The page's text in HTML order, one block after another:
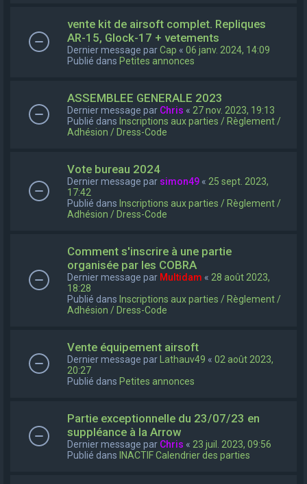
vente kit de airsoft complet. Repliques
AR-15, Glock-17 + vetements
Dernier message parCap « 06 janv. 2024, 14:09
Publié dans Petites annonces
ASSEMBLEE GENERALE 2023
Dernier message par Chris « 27 nov. 2023, 19:13
Publié dans Inscriptions aux parties / Règlement /
Adhésion / Dress-Code
Vote bureau 2024
Dernier message par simon49 « 25 sept. 2023,
17:42
Publié dans Inscriptions aux parties / Règlement /
Adhésion / Dress-Code
Comment s'inscrire à une partie
organisée par les COBRA
Dernier message par Multidam « 28 août 2023,
18:28
Publié dans Inscriptions aux parties / Règlement /
Adhésion / Dress-Code
Vente équipement airsoft
Dernier message par Lathauv49 « 02 août 2023,
20:27
Publié dans Petites annonces
Partie exceptionnelle du 23/07/23 en
suppléance à la Arrow
Dernier message par Chris « 23 juil. 2023, 09:56
Publié dans INACTIF Calendrier des parties